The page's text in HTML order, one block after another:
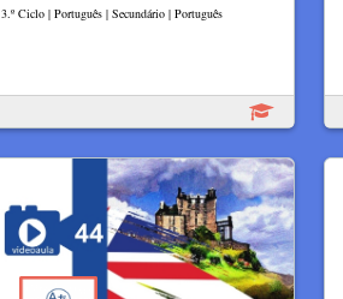
3.º Ciclo | Português | Secundário | Português